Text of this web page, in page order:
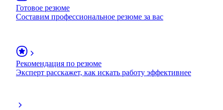
Готовое резюме
Составим профессиональное резюме за вас
Рекомендация по резюме
Эксперт расскажет, как искать работу эффективнее